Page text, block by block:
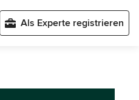
Als Experte registrieren